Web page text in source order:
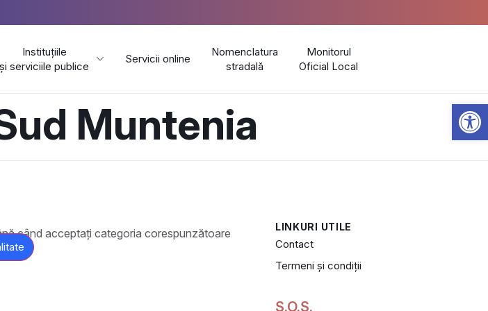
Instituțiile
și serviciile publice
Servicii online
Nomenclatura
stradală
Monitorul
Oficial Local
Muntenia
LINKURI UTILE
Contact
Termeni și condiții
S.O.S.